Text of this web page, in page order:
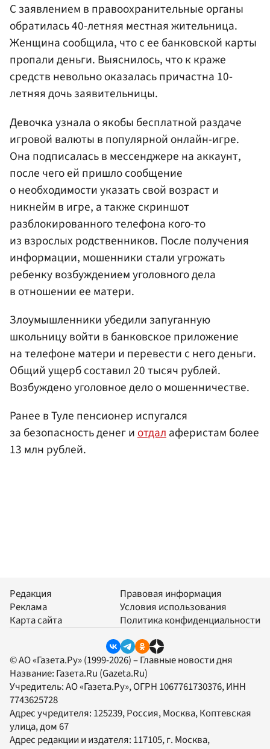
С заявлением в правоохранительные органы
обратилась 40-летняя местная жительница.
Женщина сообщила, что с ее банковской карты
пропали деньги. Выяснилось, что к краже
средств невольно оказалась причастна 10-
летняя дочь заявительницы.
Девочка узнала о якобы бесплатной раздаче
игровой валюты в популярной онлайн-игре.
Она подписалась в мессенджере на аккаунт,
после чего ей пришло сообщение
о необходимости указать свой возраст и
никнейм в игре, а также скриншот
разблокированного телефона кого-то
из взрослых родственников. После получения
информации, мошенники стали угрожать
ребенку возбуждением уголовного дела
в отношении ее матери.
Злоумышленники убедили запуганную
школьницу войти в банковское приложение
на телефоне матери и перевести с него деньги.
Общий ущерб составил 20 тысяч рублей.
Возбуждено уголовное дело о мошенничестве.
Ранее в Туле пенсионер испугался
за безопасность денег иотдалаферистам более
13 млн рублей.
Редакция
Реклама
Карта сайта
Правовая информация
Условия использования
Политика конфиденциальности
© АО «Газета.Ру» (1999-2026) – Главные новости дня
Название: Газета.Ru (Gazeta.Ru)
Учредитель:АО «Газета.Ру», ОГРН 1067761730376, ИНН
7743625728
Адрес учредителя: 125239, Россия, Москва, Коптевская
улица, дом 67
Адрес редакции и издателя: 117105, г. Москва,